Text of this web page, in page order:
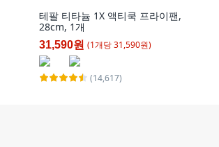
테팔 티타늄 1X 액티쿡 프라이팬,
28cm, 1개
31,590원 (1개당31,590원)
(14,617)